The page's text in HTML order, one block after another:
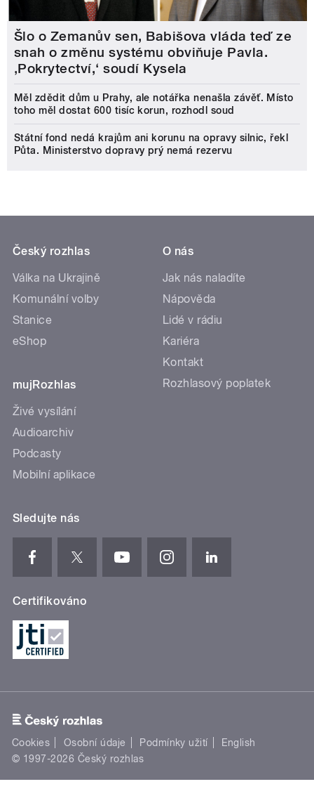
Šlo o Zemanův sen, Babišova vláda teď ze
snah o změnu systému obviňuje Pavla.
‚Pokrytectví,‘ soudí Kysela
Měl zdědit dům u Prahy, ale notářka nenašla závěť. Místo
toho měl dostat 600 tisíc korun, rozhodl soud
Státní fond nedá krajům ani korunu na opravy silnic, řekl
Půta. Ministerstvo dopravy prý nemá rezervu
Český rozhlas
Válka na Ukrajině
Komunální volby
Stanice
eShop
mujRozhlas
Živé vysílání
Audioarchiv
Podcasty
Mobilní aplikace
O nás
Jak nás naladíte
Nápověda
Lidé v rádiu
Kariéra
Kontakt
Rozhlasový poplatek
Sledujte nás
Certifikováno
Cookies Osobní údaje Podmínky užití
English
© 1997-2026 Český rozhlas